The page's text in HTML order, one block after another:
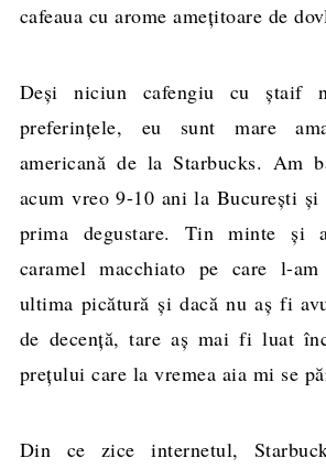
cafeaua cu arome amețitoare de
Deși niciun cafengiu cu ștaif
preferințele, eu sunt mare
americană de la Starbucks. Am
acum vreo 9-10 ani la București și
prima degustare. Tin minte și
caramel macchiato pe care l-
ultima picătură și dacă nu aș fi
de decență, tare aș mai fi luat
prețului care la vremea aia mi se
Din ce zice internetul,